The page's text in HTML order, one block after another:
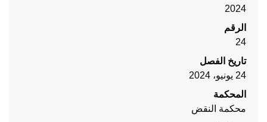
2024
الرقم
24
تاريخ الفصل
24 يونيو، 2024
المحكمة
محكمة النقض